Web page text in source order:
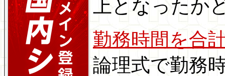
上となったか
勤務時間を合
論理式で勤務